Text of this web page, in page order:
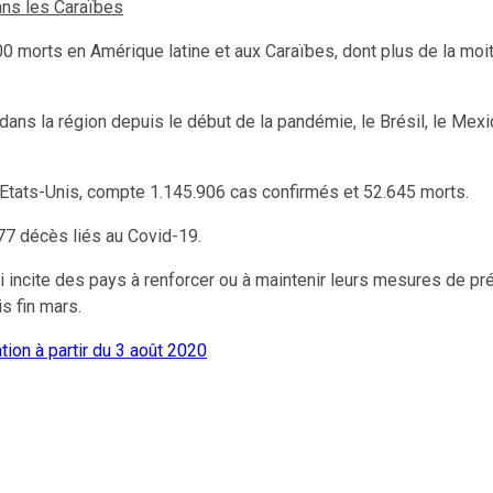
les Caraïbes
en Amérique latine et aux Caraïbes, dont plus de la
la région depuis le début de la pandémie, le Brésil, le
Unis, compte 1.145.906 cas confirmés et 52.645 morts.
décès liés au Covid-19.
des pays à renforcer ou à maintenir leurs mesures de
fin mars.
à partir du 3 août 2020